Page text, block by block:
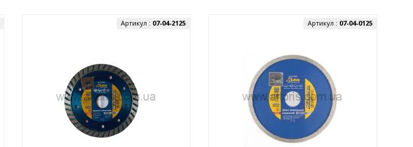
Артикул : 07-04-2125 Артикул : 07-04-0125